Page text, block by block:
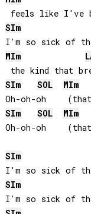
SIm
MIm
SIm SOL MIm
SIm SOL MIm
Oh-oh-oh
SIm
SIm